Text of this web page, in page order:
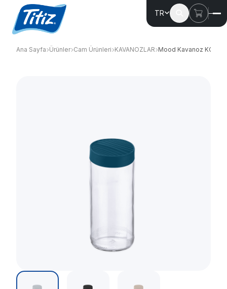
TR
Ana Sayfa Ürünler Cam Ürünleri KAVANOZLAR Mood Kavanoz KC-282